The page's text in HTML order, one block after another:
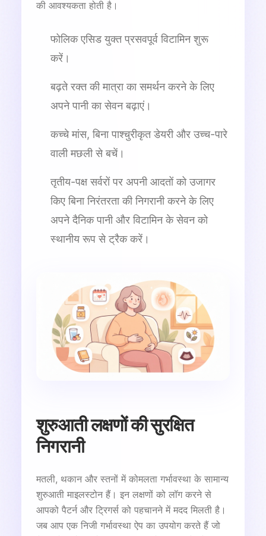
की आवश्यकता होती है।
फोलिक एसिड युक्त प्रसवपूर्व विटामिन शुरू
करें।
बढ़ते रक्त की मात्रा का समर्थन करने के लिए
अपने पानी का सेवन बढ़ाएं।
कच्चे मांस, बिना पाश्चुरीकृत डेयरी और उच्च-पारे
वाली मछली से बचें।
तृतीय-पक्ष सर्वरों पर अपनी आदतों को उजागर
किए बिना निरंतरता की निगरानी करने के लिए
अपने दैनिक पानी और विटामिन के सेवन को
स्थानीय रूप से ट्रैक करें।
शुरुआती लक्षणों की सुरक्षित
निगरानी
मतली, थकान और स्तनों में कोमलता गर्भावस्था के सामान्य
शुरुआती माइलस्टोन हैं। इन लक्षणों को लॉग करने से
आपको पैटर्न और ट्रिगर्स को पहचानने में मदद मिलती है।
जब आप एक निजी गर्भावस्था ऐप का उपयोग करते हैं जो